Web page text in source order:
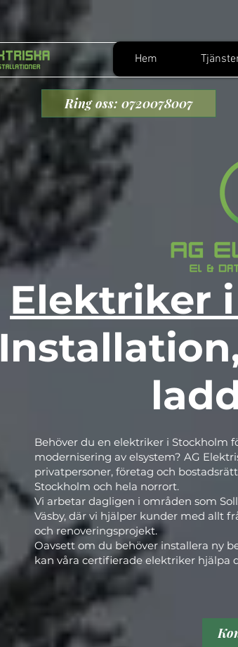
Hem
Ring oss: 0720078007
Elektriker
Behöver du en elektriker i Stockholm
modernisering av elsystem? AG
privatpersoner, företag och
Stockholm och hela norrort.
Vi arbetar dagligen i områden som
Väsby, där vi hjälper kunder med allt
och renoveringsprojekt.
Oavsett om du behöver installera ny
kan våra certifierade elektriker hjälpa